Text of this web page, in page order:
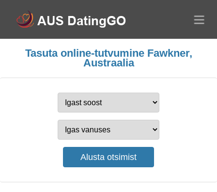
Tasuta online-tutvumine Fawkner,
Austraalia